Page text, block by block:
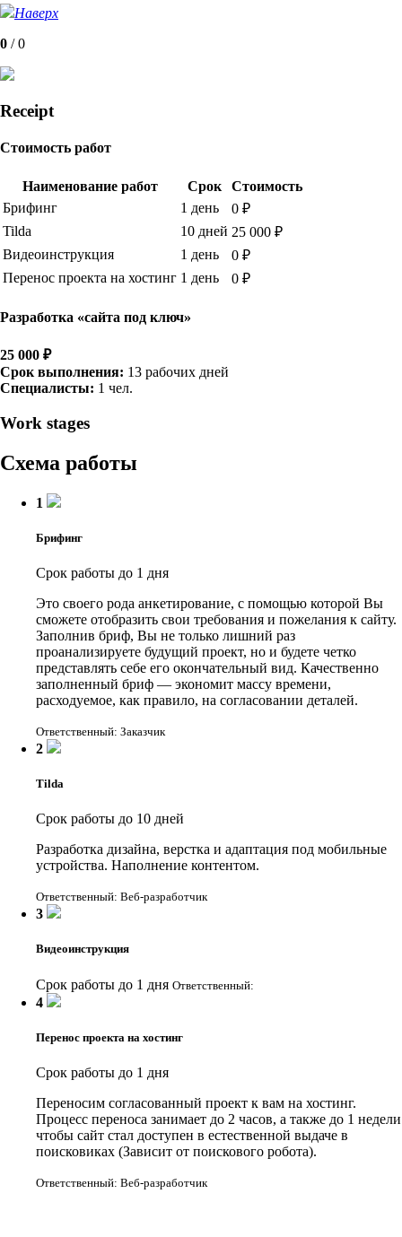
Наверх
0 /0
Receipt
Стоимость работ
Наименование работ Срок
Стоимость
Брифинг
1 день
0 ₽
Tilda
10 дней 25 000 ₽
Видеоинструкция
1 день
0 ₽
Перенос проекта на хостинг 1 день 0 ₽
Разработка «сайта под ключ»
25 000 ₽
Срок выполнения: 13 рабочих дней
Специалисты: 1 чел.
Work stages
Схема работы
1
Брифинг
Срок работы до 1 дня
Это своего рода анкетирование, с помощью которой Вы
сможете отобразить свои требования и пожелания к сайту.
Заполнив бриф, Вы не только лишний раз
проанализируете будущий проект, но и будете четко
представлять себе его окончательный вид. Качественно
заполненный бриф — экономит массу времени,
расходуемое, как правило, на согласовании деталей.
Ответственный: Заказчик
2
Tilda
Срок работы до 10 дней
Разработка дизайна, верстка и адаптация под мобильные
устройства. Наполнение контентом.
Ответственный: Веб-разработчик
3
Видеоинструкция
Срок работы до 1 дня Ответственный:
4
Перенос проекта на хостинг
Срок работы до 1 дня
Переносим согласованный проект к вам на хостинг.
Процесс переноса занимает до 2 часов, а также до 1 недели
чтобы сайт стал доступен в естественной выдаче в
поисковиках (Зависит от поискового робота).
Ответственный: Веб-разработчик